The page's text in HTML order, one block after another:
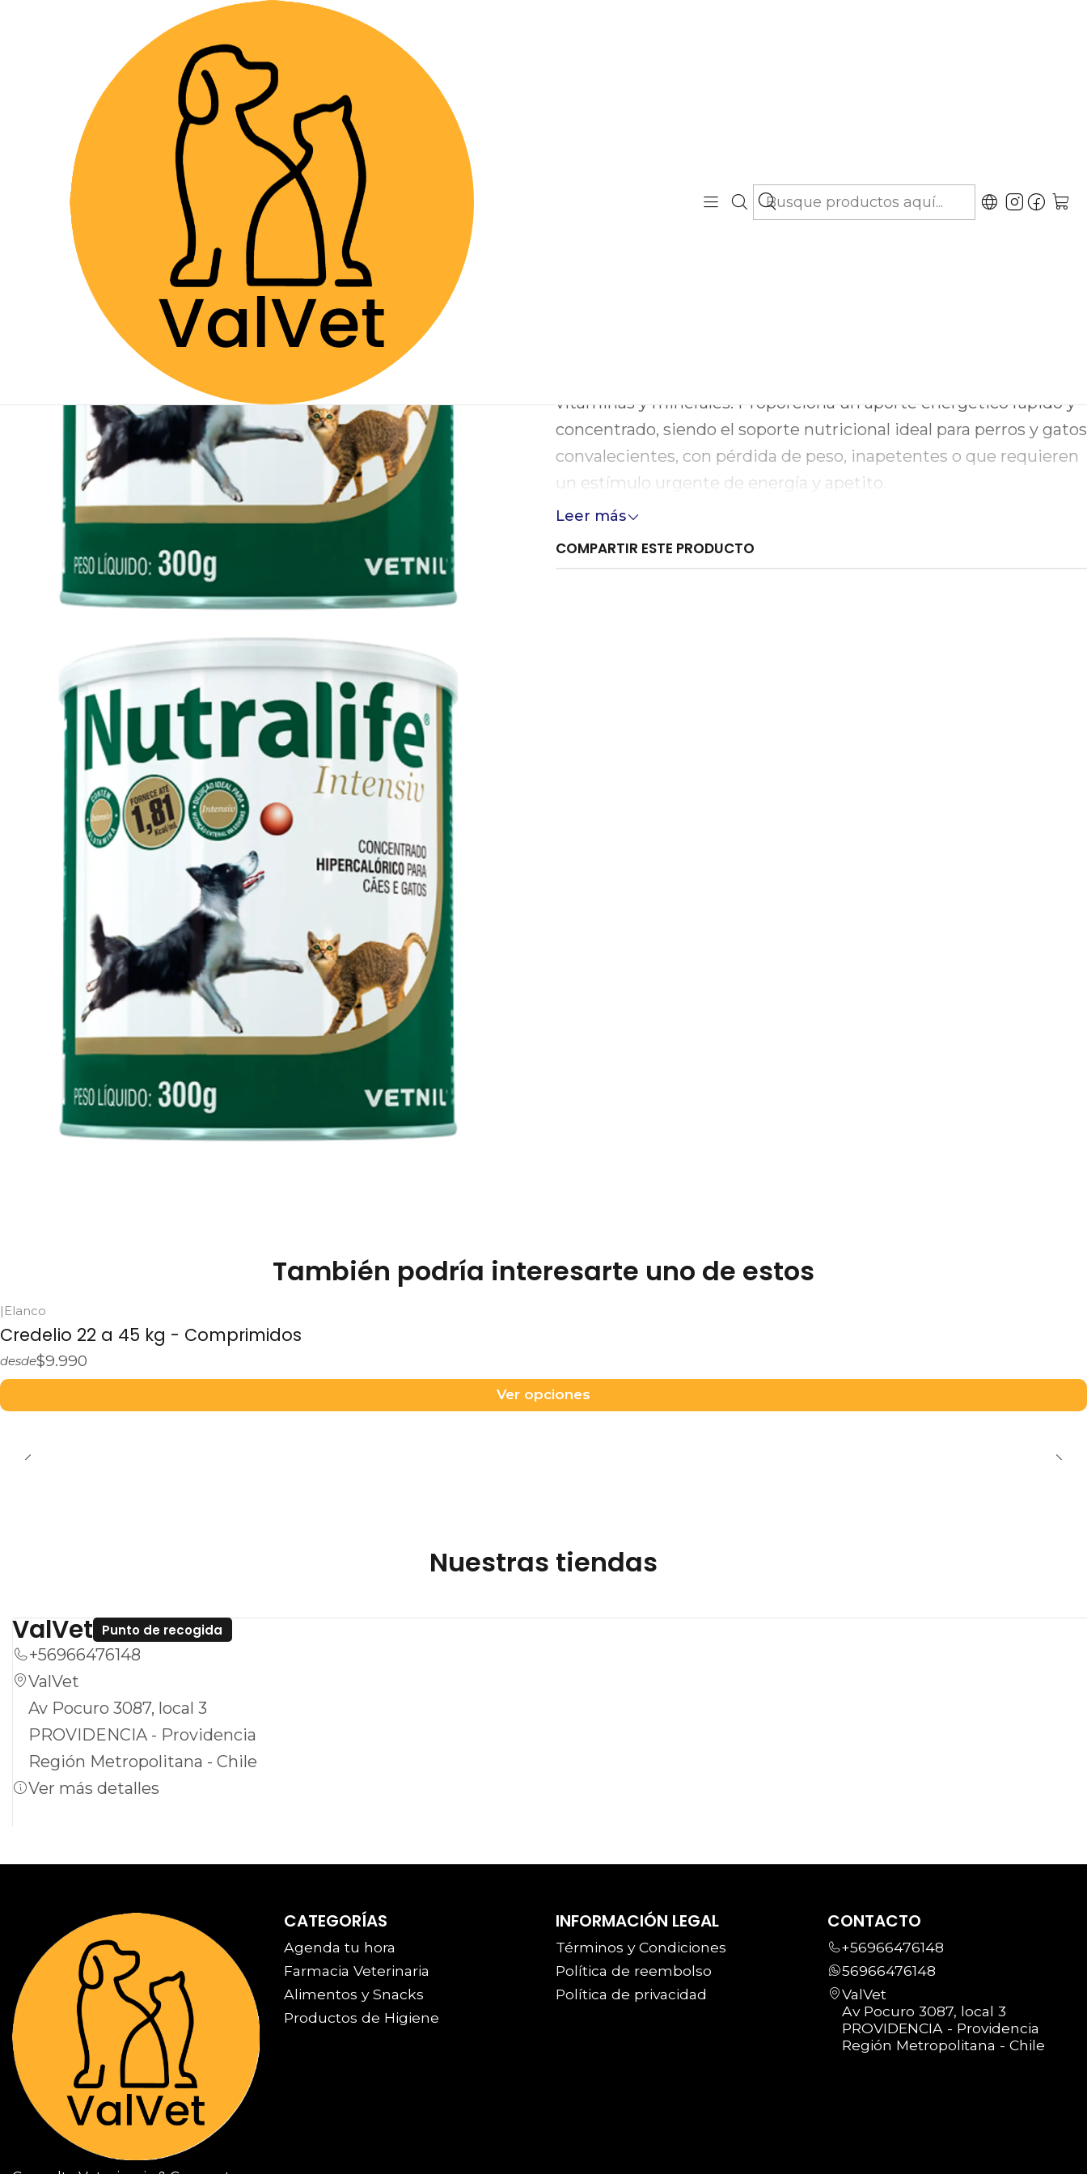
Despacho GRATIS por compras sobre $89.990
Farmacia Veterinaria Suplementos Nutralife 300 gr - Suplemento Calórico
Agregar al Carro Comprar ahora
vitaminas y minerales. Proporciona un aporte energético rápido y
concentrado, siendo el soporte nutricional ideal para perros y gatos
convalecientes, con pérdida de peso, inapetentes o que requieren
un estímulo urgente de energía y apetito.
Leer más
COMPARTIR ESTE PRODUCTO
También podría interesarte uno de estos
| Elanco
Credelio 22 a 45 kg - Comprimidos
desde$9.990
Ver opciones
Nuestras tiendas
ValVet Punto de recogida
+56966476148
ValVet
Av Pocuro 3087, local 3
PROVIDENCIA - Providencia
Región Metropolitana - Chile
Ver más detalles
CATEGORÍAS
Agenda tu hora
Farmacia Veterinaria
Alimentos y Snacks
Productos de Higiene
INFORMACIÓN LEGAL
Términos y Condiciones
Política de reembolso
Política de privacidad
CONTACTO
+56966476148
56966476148
ValVet
Av Pocuro 3087, local 3
PROVIDENCIA - Providencia
Región Metropolitana - Chile